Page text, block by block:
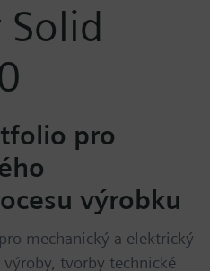
pro
výrobku
mechanický a elektrický
výroby, tvorby technické